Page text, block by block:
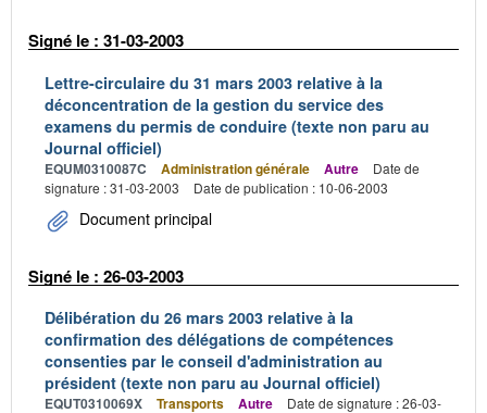
Signé le : 31-03-2003
Lettre-circulaire du 31 mars 2003 relative à la
déconcentration de la gestion du service des
examens du permis de conduire (texte non paru au
Journal officiel)
EQUM0310087C Administration générale Autre
Date de
signature : 31-03-2003
Date de publication : 10-06-2003
Document principal
Signé le : 26-03-2003
Délibération du 26 mars 2003 relative à la
confirmation des délégations de compétences
consenties par le conseil d'administration au
président (texte non paru au Journal officiel)
EQUT0310069X Transports Autre
Date de signature : 26-03-